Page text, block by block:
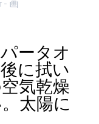
ータオ
に拭い
気乾燥
太陽に